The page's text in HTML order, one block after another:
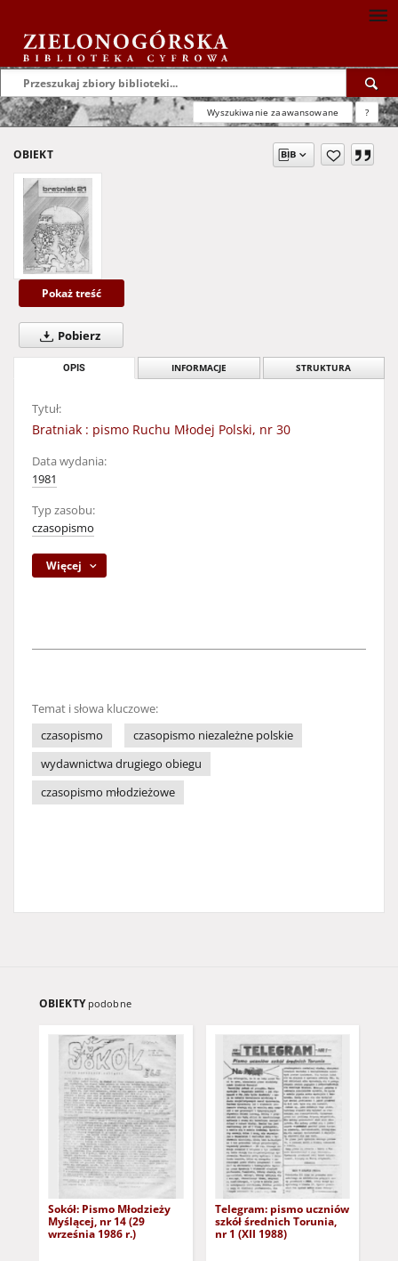
Wyszukiwanie zaawansowane ?
OBIEKT
Pokaż treść
Pobierz
OPIS INFORMACJE STRUKTURA
Tytuł:
Bratniak : pismo Ruchu Młodej Polski, nr 30
Data wydania:
1981
Typ zasobu:
czasopismo
Więcej
Temat i słowa kluczowe:
czasopismo
czasopismo niezależne polskie
wydawnictwa drugiego obiegu
czasopismo młodzieżowe
OBIEKTY podobne
Sokół: Pismo Młodzieży
Myślącej, nr 14 (29
września 1986 r.)
Telegram: pismo uczniów
szkół średnich Torunia,
nr 1 (XII 1988)